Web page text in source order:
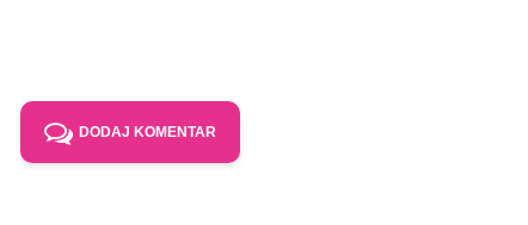
DODAJ KOMENTAR